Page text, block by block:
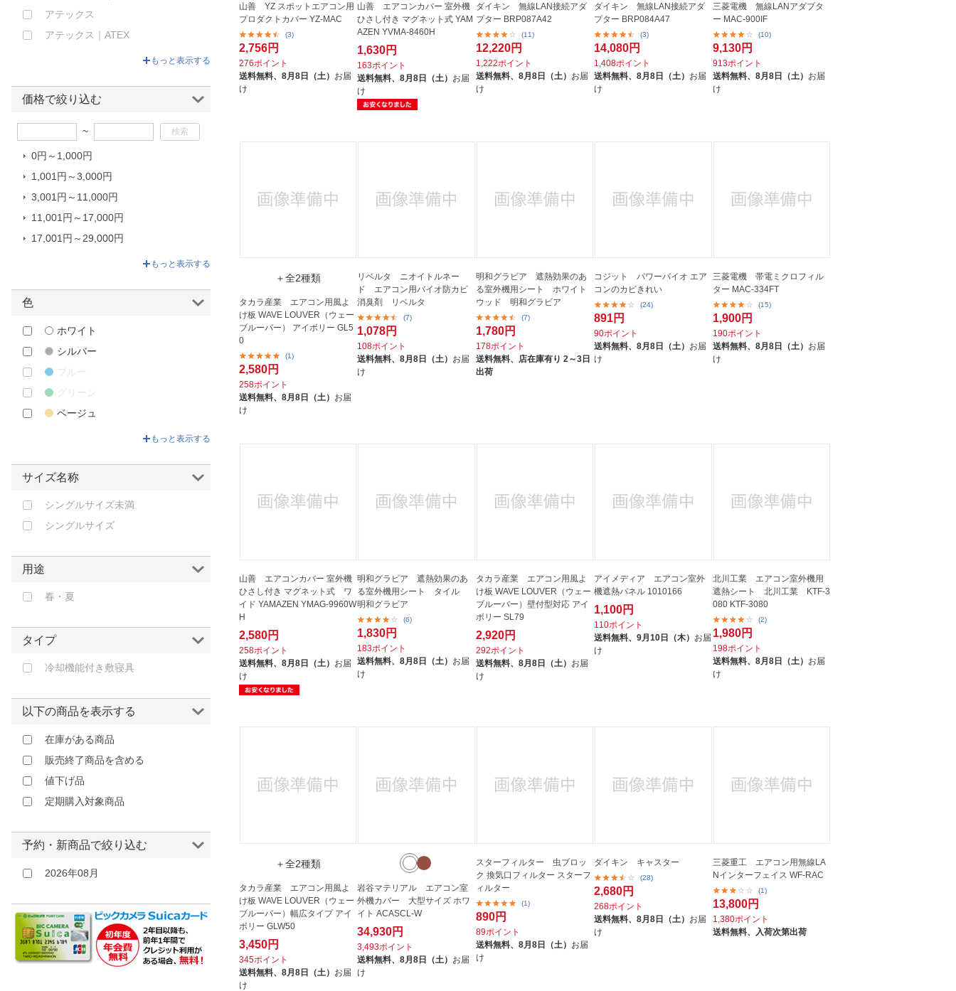
山善 YZ スポットエアコン用
プロダクトカバー YZ-MAC
(3)
2,756円
276ポイント
送料無料、 8月8日（土） お届
け
山善 エアコンカバー 室外機
ひさし付き マグネット式 YAM
AZEN YVMA-8460H
1,630円
163ポイント
送料無料、8月8日（土） お届
け
ダイキン 無線LAN接続アダ
プター BRP087A42
(11)
12,220円
1,222ポイント
送料無料、 8月8日（土） お届
け
ダイキン 無線LAN接続アダ
プター BRP084A47
(3)
14,080円
1,408ポイント
送料無料、8月8日（土） お届
け
三菱電機 無線LANアダプタ
ー MAC-900IF
(10)
9,130円
913ポイント
送料無料、 8月8日（土） お届
け
＋全2種類
タカラ産業 エアコン用風よ
け板 WAVE LOUVER（ウェー
ブルーバー） アイボリー GL5
0
(1)
2,580円
258ポイント
送料無料、 8月8日（土） お届
け
リベルタ ニオイトルネー
ド エアコン用バイオ防カビ
消臭剤 リベルタ
(7)
1,078円
108ポイント
送料無料、8月8日（土） お届
け
明和グラビア 遮熱効果のあ
る室外機用シート ホワイト
ウッド 明和グラビア
(7)
1,780円
178ポイント
送料無料、 店在庫有り 2～3日
出荷
コジット パワーバイオ エア
コンのカビきれい
(24)
891円
90ポイント
送料無料、8月8日（土） お届
け
三菱電機 帯電ミクロフィル
ター MAC-334FT
(15)
1,900円
190ポイント
送料無料、 8月8日（土） お届
け
山善 エアコンカバー 室外機
ひさし付き マグネット式 ワ
イド YAMAZEN YMAG-9960W
H
2,580円
258ポイント
送料無料、 8月8日（土） お届
け
明和グラビア 遮熱効果のあ
る室外機用シート タイル
明和グラビア
(6)
1,830円
183ポイント
送料無料、8月8日（土） お届
け
タカラ産業 エアコン用風よ
け板 WAVE LOUVER（ウェー
ブルーバー）壁付型対応 アイ
ボリー SL79
2,920円
292ポイント
送料無料、 8月8日（土） お届
け
アイメディア エアコン室外
機遮熱パネル 1010166
1,100円
110ポイント
送料無料、9月10日（木） お届
け
北川工業 エアコン室外機用
遮熱シート 北川工業 KTF-3
080 KTF-3080
(2)
1,980円
198ポイント
送料無料、 8月8日（土） お届
け
＋全2種類
タカラ産業 エアコン用風よ
け板 WAVE LOUVER（ウェー
ブルーバー）幅広タイプ アイ
ボリー GLW50
3,450円
345ポイント
送料無料、 8月8日（土） お届
け
岩谷マテリアル エアコン室
外機カバー 大型サイズ ホワ
イト ACASCL-W
34,930円
3,493ポイント
送料無料、8月8日（土） お届
け
スターフィルター 虫ブロッ
ク 換気口フィルター スターフ
ィルター
(1)
890円
89ポイント
送料無料、 8月8日（土） お届
け
ダイキン キャスター
(28)
2,680円
268ポイント
送料無料、8月8日（土） お届
け
三菱重工 エアコン用無線LA
Nインターフェイス WF-RAC
(1)
13,800円
1,380ポイント
送料無料、
入荷次第出荷
アテックス
アテックス｜ATEX
イチネンTASCO｜ICHINEN
エスケイジャパン｜SKJapan
エー・シー・ダブリュ｜ACW
オーム電機｜OHM ELECTRIC
オールドアンドニュー
カクダイ｜KAKUDAI
コジット｜COGIT
コロナ｜CORONA
スターフィルター｜STARFILTER
セーブインダストリー｜SAVE-
INDUSTRY
ゼネラル｜GENERAL
タカラ産業｜TAKARA INDUSTRY
タジマヤ｜Tajimaya
ダイアンサービス｜DAIAN
ダイキン｜DAIKIN
ナカトミ｜NAKATOMI
ビッグバイオ｜Big Bio
ファミリー・ライフ｜Family-life
レック｜LEC
INDUSTRIES
北川工業｜KITAGAWA
因幡電工｜INABA
SANGYO
太洋｜TAIYO
山善｜YAMAZEN
岩谷マテリアル｜Iwatani
広電｜KODEN
日晴金属｜NISSEI METALS
明和グラビア｜MEIWA GRAVURE
東芝｜TOSHIBA
潮｜USHIO
紀陽除虫菊｜KIYOU JOCHUGIKU
もっと表示する
価格で絞り込む
~
0円～1,000円
1,001円～3,000円
3,001円～11,000円
11,001円～17,000円
17,001円～29,000円
もっと表示する
色
ホワイト
シルバー
ブルー
グリーン
ベージュ
もっと表示する
サイズ名称
シングルサイズ未満
シングルサイズ
用途
春・夏
タイプ
冷却機能付き敷寝具
以下の商品を表示する
在庫がある商品
販売終了商品を含める
値下げ品
定期購入対象商品
予約・新商品で絞り込む
2026年08月